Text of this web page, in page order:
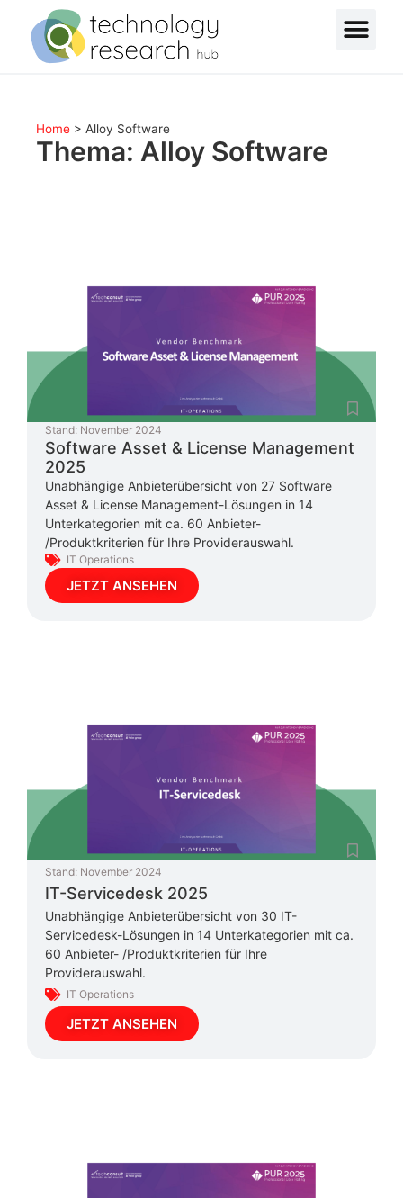
Home > Alloy Software
Thema: Alloy Software
Stand: November 2024
Software Asset & License Management
2025
Unabhängige Anbieterübersicht von 27 Software
Asset & License Management-Lösungen in 14
Unterkategorien mit ca. 60 Anbieter-
/Produktkriterien für Ihre Providerauswahl.
IT Operations
JETZT ANSEHEN
Stand: November 2024
IT-Servicedesk 2025
Unabhängige Anbieterübersicht von 30 IT-
Servicedesk-Lösungen in 14 Unterkategorien mit ca.
60 Anbieter- /Produktkriterien für Ihre
Providerauswahl.
IT Operations
JETZT ANSEHEN